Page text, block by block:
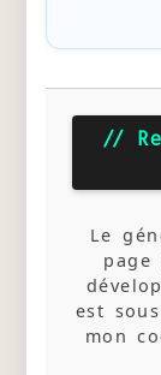
//
Le
est
mon